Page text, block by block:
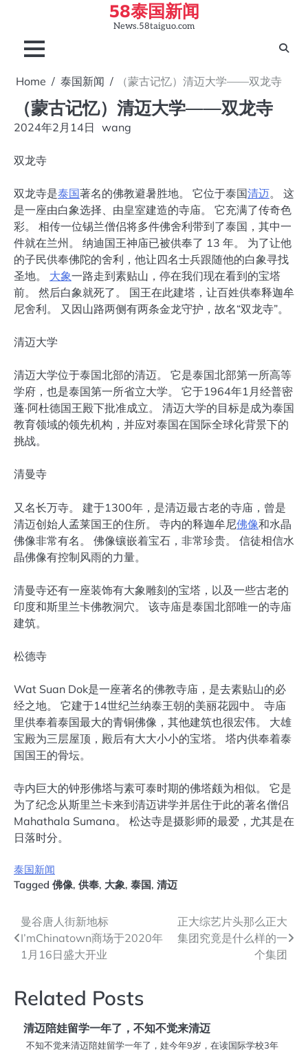
content
58泰国新闻
News.58taiguo.com
Home 泰国新闻 （蒙古记忆）清迈大学——双龙寺
（蒙古记忆）清迈大学——双龙寺
2024年2月14日 wang
双龙寺
双龙寺是泰国著名的佛教避暑胜地。 它位于泰国清迈。 这
是一座由白象选择、由皇室建造的寺庙。 它充满了传奇色
彩。 相传一位锡兰僧侣将多件佛舍利带到了泰国，其中一
件就在兰州。 纳迪国王神庙已被供奉了 13 年。 为了让他
的子民供奉佛陀的舍利，他让四名士兵跟随他的白象寻找
圣地。 大象一路走到素贴山，停在我们现在看到的宝塔
前。 然后白象就死了。 国王在此建塔，让百姓供奉释迦牟
尼舍利。 又因山路两侧有两条金龙守护，故名“双龙寺”。
清迈大学
清迈大学位于泰国北部的清迈。 它是泰国北部第一所高等
学府，也是泰国第一所省立大学。 它于1964年1月经普密
蓬·阿杜德国王殿下批准成立。 清迈大学的目标是成为泰国
教育领域的领先机构，并应对泰国在国际全球化背景下的
挑战。
清曼寺
又名长万寺。 建于1300年，是清迈最古老的寺庙，曾是
清迈创始人孟莱国王的住所。 寺内的释迦牟尼佛像和水晶
佛像非常有名。 佛像镶嵌着宝石，非常珍贵。 信徒相信水
晶佛像有控制风雨的力量。
清曼寺还有一座装饰有大象雕刻的宝塔，以及一些古老的
印度和斯里兰卡佛教洞穴。 该寺庙是泰国北部唯一的寺庙
建筑。
松德寺
Wat Suan Dok是一座著名的佛教寺庙，是去素贴山的必
经之地。 它建于14世纪兰纳泰王朝的美丽花园中。 寺庙
里供奉着泰国最大的青铜佛像，其他建筑也很宏伟。 大雄
宝殿为三层屋顶，殿后有大大小小的宝塔。 塔内供奉着泰
国国王的骨坛。
寺内巨大的钟形佛塔与素可泰时期的佛塔颇为相似。 它是
为了纪念从斯里兰卡来到清迈讲学并居住于此的著名僧侣
Mahathala Sumana。 松达寺是摄影师的最爱，尤其是在
日落时分。
泰国新闻
Tagged 佛像, 供奉, 大象, 泰国, 清迈
文
章
航
曼谷唐人街新地标
I’mChinatown商场于2020年
1月16日盛大开业
正大综艺片头那么正大
集团究竟是什么样的一
个集团
Related Posts
清迈陪娃留学一年了，不知不觉来清迈
不知不觉来清迈陪娃留学一年了，娃今年9岁，在读国际学校3年